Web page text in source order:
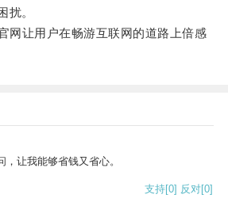
扰。
让用户在畅游互联网的道路上倍感
让我能够省钱又省心。
支持[0] 反对[0]